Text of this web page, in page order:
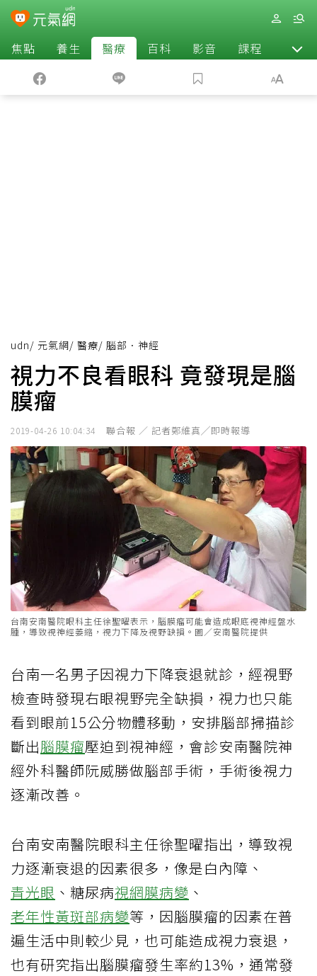
焦點 養生 醫療 百科 影音 課程 退休
udn/ 元氣網/ 醫療/ 腦部．神經
視力不良看眼科 竟發現是腦
膜瘤
2019-04-26 10:04:34 聯合報 ／ 記者鄭維真╱即時報導
台南安南醫院眼科主任徐聖曜表示，腦膜瘤可能會造成眼底視神經盤水
腫，導致視神經萎縮，視力下降及視野缺損。圖／安南醫院提供
台南一名男子因視力下降衰退就診，經視野
檢查時發現右眼視野完全缺損，視力也只能
看到眼前15公分物體移動，安排腦部掃描診
斷出腦膜瘤壓迫到視神經，會診安南醫院神
經外科醫師阮威勝做腦部手術，手術後視力
逐漸改善。
台南安南醫院眼科主任徐聖曜指出，導致視
力逐漸衰退的因素很多，像是白內障、
青光眼 、糖尿病視網膜病變 、
老年性黃斑部病變等，因腦膜瘤的因素在普
遍生活中則較少見，也可能造成視力衰退，
也有研究指出腦膜瘤發生率約13%，通常發